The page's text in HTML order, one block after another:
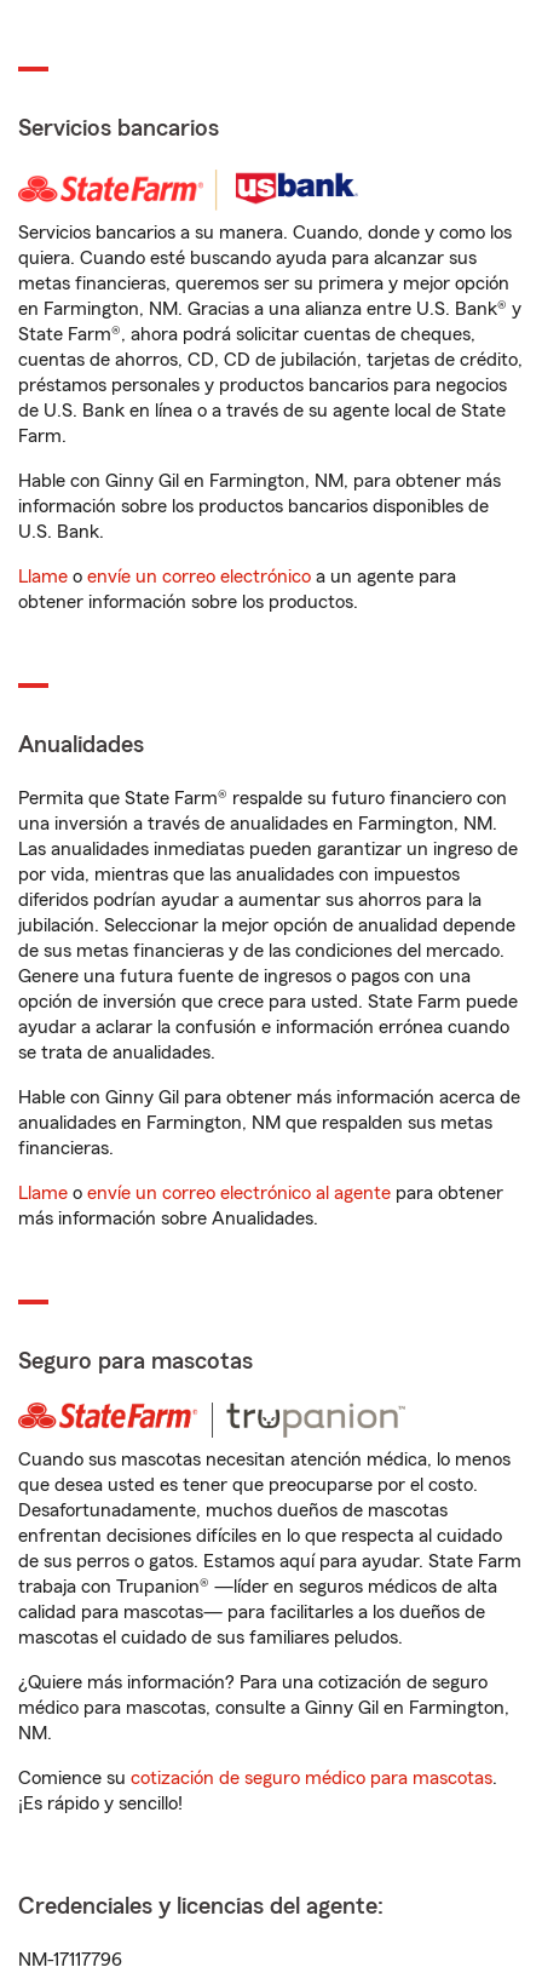
Servicios bancarios
Servicios bancarios a su manera. Cuando, donde y como los
quiera. Cuando esté buscando ayuda para alcanzar sus
metas financieras, queremos ser su primera y mejor opción
en Farmington, NM. Gracias a una alianza entre U.S. Bank® y
State Farm®, ahora podrá solicitar cuentas de cheques,
cuentas de ahorros, CD, CD de jubilación, tarjetas de crédito,
préstamos personales y productos bancarios para negocios
de U.S. Bank en línea o a través de su agente local de State
Farm.
Hable con Ginny Gil en Farmington, NM, para obtener más
información sobre los productos bancarios disponibles de
U.S. Bank.
Llame o envíe un correo electrónico a un agente para
obtener información sobre los productos.
Anualidades
Permita que State Farm® respalde su futuro financiero con
una inversión a través de anualidades en Farmington, NM.
Las anualidades inmediatas pueden garantizar un ingreso de
por vida, mientras que las anualidades con impuestos
diferidos podrían ayudar a aumentar sus ahorros para la
jubilación. Seleccionar la mejor opción de anualidad depende
de sus metas financieras y de las condiciones del mercado.
Genere una futura fuente de ingresos o pagos con una
opción de inversión que crece para usted. State Farm puede
ayudar a aclarar la confusión e información errónea cuando
se trata de anualidades.
Hable con Ginny Gil para obtener más información acerca de
anualidades en Farmington, NM que respalden sus metas
financieras.
Llame o envíe un correo electrónico al agente para obtener
más información sobre Anualidades.
Seguro para mascotas
Cuando sus mascotas necesitan atención médica, lo menos
que desea usted es tener que preocuparse por el costo.
Desafortunadamente, muchos dueños de mascotas
enfrentan decisiones difíciles en lo que respecta al cuidado
de sus perros o gatos. Estamos aquí para ayudar. State Farm
trabaja con Trupanion® —líder en seguros médicos de alta
calidad para mascotas— para facilitarles a los dueños de
mascotas el cuidado de sus familiares peludos.
¿Quiere más información? Para una cotización de seguro
médico para mascotas, consulte a Ginny Gil en Farmington,
NM.
Comience su cotización de seguro médico para mascotas.
¡Es rápido y sencillo!
Credenciales y licencias del agente:
NM-17117796